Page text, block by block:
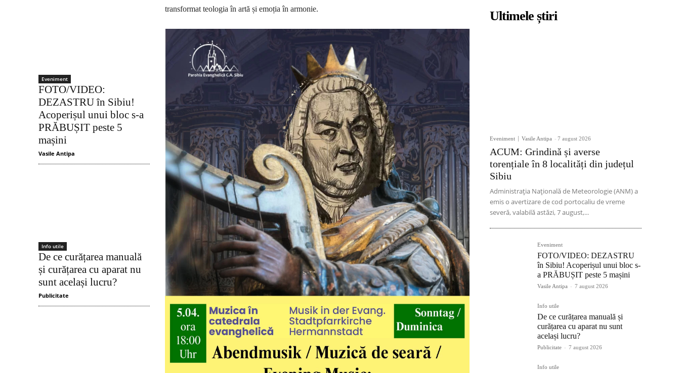
Eveniment
FOTO/VIDEO:
DEZASTRU în Sibiu!
Acoperișul unui bloc s-a
PRĂBUȘIT peste 5
mașini
Vasile Antipa
Info utile
De ce curățarea manuală
și curățarea cu aparat nu
sunt același lucru?
Publicitate
transformat teologia în artă și emoția în armonie.
Ultimele știri
Eveniment Vasile Antipa - 7 august 2026
ACUM: Grindină și averse
torențiale în 8 localități din județul
Sibiu
Administrația Națională de Meteorologie (ANM) a
emis o avertizare de cod portocaliu de vreme
severă, valabilă astăzi, 7 august,...
Eveniment
FOTO/VIDEO: DEZASTRU
în Sibiu! Acoperișul unui bloc s-
a PRĂBUȘIT peste 5 mașini
Vasile Antipa - 7 august 2026
Info utile
De ce curățarea manuală și
curățarea cu aparat nu sunt
același lucru?
Publicitate - 7 august 2026
Info utile